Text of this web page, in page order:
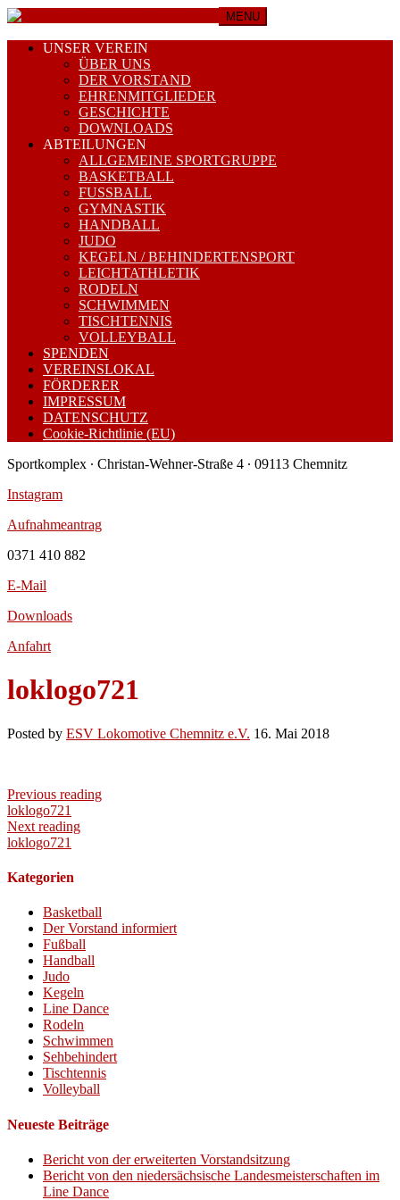
MENU
UNSER VEREIN
ÜBER UNS
DER VORSTAND
EHRENMITGLIEDER
GESCHICHTE
DOWNLOADS
ABTEILUNGEN
ALLGEMEINE SPORTGRUPPE
BASKETBALL
FUSSBALL
GYMNASTIK
HANDBALL
JUDO
KEGELN / BEHINDERTENSPORT
LEICHTATHLETIK
RODELN
SCHWIMMEN
TISCHTENNIS
VOLLEYBALL
SPENDEN
VEREINSLOKAL
FÖRDERER
IMPRESSUM
DATENSCHUTZ
Cookie-Richtlinie (EU)
Sportkomplex ∙ Christan-Wehner-Straße 4 ∙ 09113 Chemnitz
Instagram
Aufnahmeantrag
0371 410 882
E-Mail
Downloads
Anfahrt
loklogo721
Posted by ESV Lokomotive Chemnitz e.V. 16. Mai 2018
Previous reading
loklogo721
Next reading
loklogo721
Kategorien
Basketball
Der Vorstand informiert
Fußball
Handball
Judo
Kegeln
Line Dance
Rodeln
Schwimmen
Sehbehindert
Tischtennis
Volleyball
Neueste Beiträge
Bericht von der erweiterten Vorstandsitzung
Bericht von den niedersächsische Landesmeisterschaften im
Line Dance